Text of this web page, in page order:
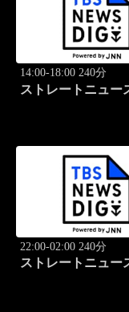
14:00-18:00 240分
ストレートニュー
22:00-02:00 240分
ストレートニュー